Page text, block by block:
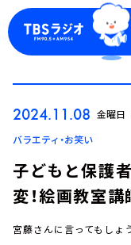
ログイン
2024.11.08 金曜日
バラエティ・お笑い
子どもと保護
変！絵画教室講
宮藤さんに言ってもしょ